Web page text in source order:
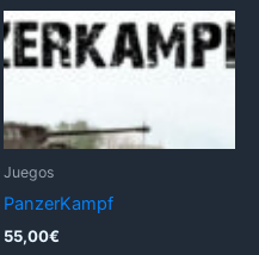
Juegos
PanzerKampf
55,00€